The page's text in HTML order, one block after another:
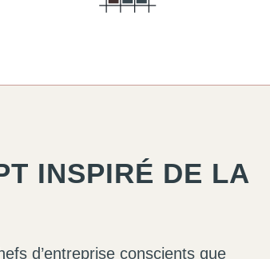
INSPIRÉ DE LA
d’entreprise conscients que